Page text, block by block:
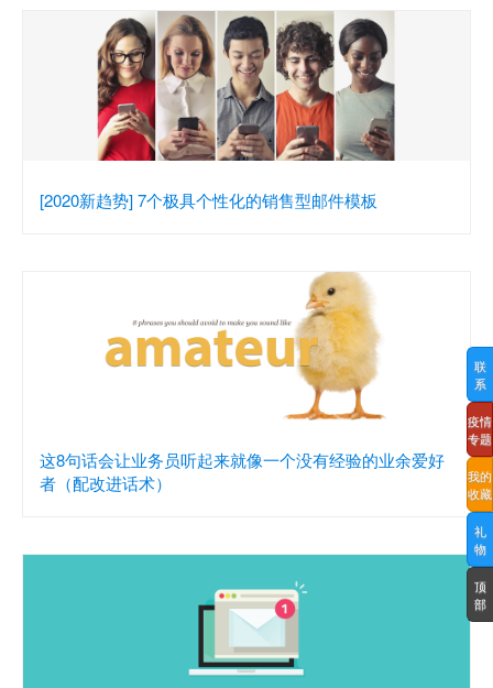
[2020新趋势] 7个极具个性化的销售型邮件模板
这8句话会让业务员听起来就像一个没有经验的业余爱好
者（配改进话术）
联
系
疫情
专题
我的
收藏
礼
物
顶
部